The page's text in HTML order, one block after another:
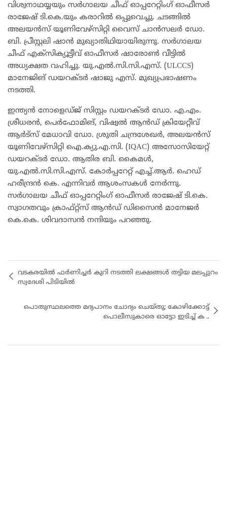
വിശ്വനാഥയ്യയും സർഗാലയ ചീഫ് ഓപ്പറേറ്റിംഗ് ഓഫീസർ
രാജേഷ് ടി.കെ.യും കരാറിൽ ഒപ്പുവെച്ചു. ചടങ്ങിൽ
അലയൻസ് യൂണിവേഴ്സിറ്റി വൈസ് ചാൻസലർ ഡോ.
ബി. പ്രീസ്റ്റലി ഷാൻ മുഖ്യാതിഥിയായിരുന്നു. സർഗാലയ
ചീഫ് എക്സിക്യൂട്ടീവ് ഓഫീസർ ഷാരോൺ വീട്ടിൽ
അധ്യക്ഷത വഹിച്ചു. യു.എൽ.സി.സി.എസ്. (ULCCS)
മാനേജിങ് ഡയറക്ടർ ഷാജു എസ്. മുഖ്യപ്രഭാഷണം
നടത്തി.
ഇന്ത്യൻ നോളെഡ്ജ് സിസ്റ്റം ഡയറക്ടർ ഡോ. എ.എം.
ശ്രീധരൻ, പെർഫോമിങ്, വിഷ്വൽ ആൻഡ് ക്രിയേറ്റീവ്
ആർട്സ് മേധാവി ഡോ. ശ്രുതി ചന്ദ്രശേഖർ, അലയൻസ്
യൂണിവേഴ്സിറ്റി ഐ.ക്യു.എ.സി. (IQAC) അസോസിയേറ്റ്
ഡയറക്ടർ ഡോ. ആതിര ബി. കൈമൾ,
യു.എൽ.സി.സി.എസ്. കോർപ്പറേറ്റ് എച്ച്.ആർ. ഹെഡ്
ഹരീന്ദ്രൻ കെ. എന്നിവർ ആശംസകൾ നേർന്നു.
സർഗാലയ ചീഫ് ഓപ്പറേറ്റിംഗ് ഓഫീസർ രാജേഷ് ടി.കെ.
സ്വാഗതവും ക്രാഫ്റ്റ്സ് ആൻഡ് ഡിസൈൻ മാനേജർ
കെ.കെ. ശിവദാസൻ നന്ദിയും പറഞ്ഞു.
വടകരയിൽ ഫർണിച്ചർ കുറി നടത്തി ലക്ഷങ്ങൾ തട്ടിയ മലപ്പുറം
സ്വദേശി പിടിയിൽ
പൊതുസ്ഥലത്തെ മദ്യപാനം ചോദ്യം ചെയ്തു; കോഴിക്കോട്ട്
പൊലീസുകാരെ ഓട്ടോ ഇടിച്ച്‌ ക ..